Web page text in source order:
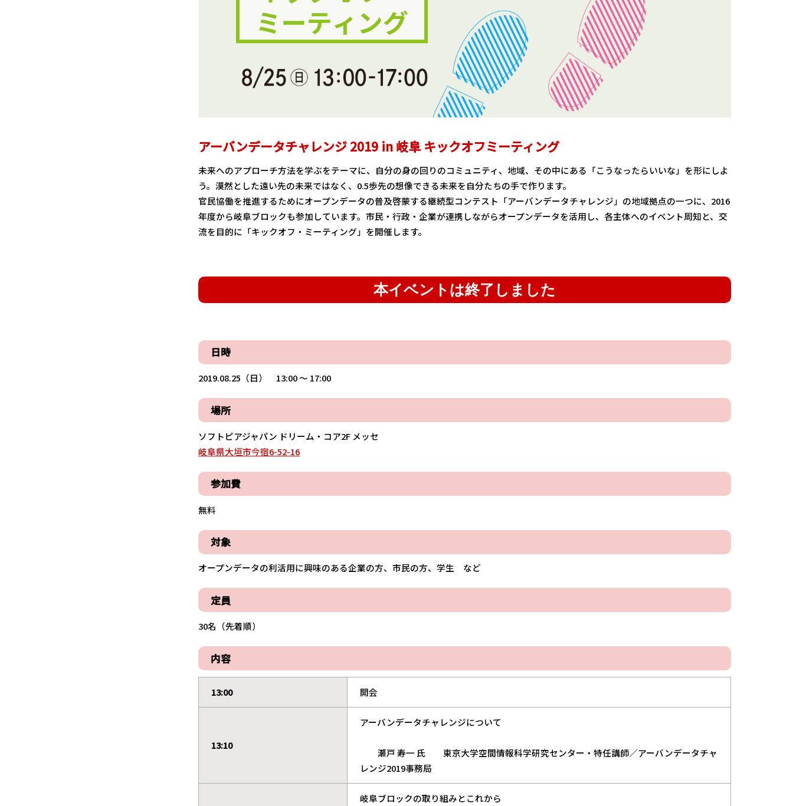
アーバンデータチャレンジ 2019 in 岐阜 キックオフミーティング
未来へのアプローチ方法を学ぶをテーマに、自分の身の回りのコミュニティ、地域、その中にある「こうなったらいいな」を形にしよ
う。漠然とした遠い先の未来ではなく、0.5歩先の想像できる未来を自分たちの手で作ります。
官民協働を推進するためにオープンデータの普及啓蒙する継続型コンテスト「アーバンデータチャレンジ」の地域拠点の一つに、2016
年度から岐阜ブロックも参加しています。市民・行政・企業が連携しながらオープンデータを活用し、各主体へのイベント周知と、交
流を目的に「キックオフ・ミーティング」を開催します。
本イベントは終了しました
日時
2019.08.25（日） 13:00 〜 17:00
場所
ソフトピアジャパン ドリーム・コア2F メッセ
岐阜県大垣市今宿6-52-16
参加費
無料
対象
オープンデータの利活用に興味のある企業の方、市民の方、学生 など
定員
30名（先着順）
内容
13:00 開会
13:10
アーバンデータチャレンジについて
瀬戸 寿一 氏 東京大学空間情報科学研究センター・特任講師／アーバンデータチャ
レンジ2019事務局
岐阜ブロックの取り組みとこれから